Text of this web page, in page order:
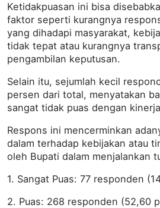
Ketidakpuasan ini bisa
faktor seperti kurangnya
yang dihadapi masyarakat,
tidak tepat atau kurangnya
pengambilan keputusan.
Selain itu, sejumlah kecil
persen dari total, menyatakan
sangat tidak puas dengan
Respons ini mencerminkan
dalam terhadap kebijakan atau
oleh Bupati dalam menjalankan
1. Sangat Puas: 77 responden
2. Puas: 268 responden (52,60